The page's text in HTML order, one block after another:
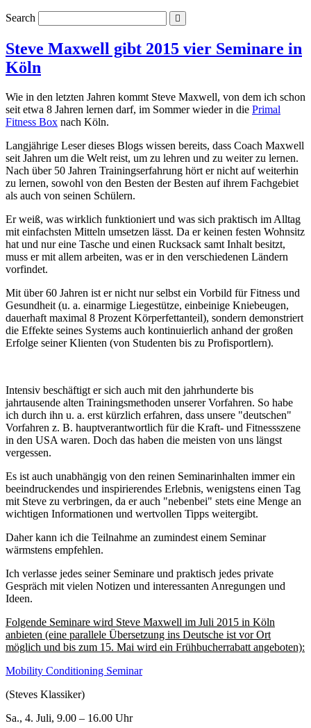
Search
Steve Maxwell gibt 2015 vier Seminare in
Köln
Wie in den letzten Jahren kommt Steve Maxwell, von dem ich schon
seit etwa 8 Jahren lernen darf, im Sommer wieder in die Primal
Fitness Box nach Köln.
Langjährige Leser dieses Blogs wissen bereits, dass Coach Maxwell
seit Jahren um die Welt reist, um zu lehren und zu weiter zu lernen.
Nach über 50 Jahren Trainingserfahrung hört er nicht auf weiterhin
zu lernen, sowohl von den Besten der Besten auf ihrem Fachgebiet
als auch von seinen Schülern.
Er weiß, was wirklich funktioniert und was sich praktisch im Alltag
mit einfachsten Mitteln umsetzen lässt. Da er keinen festen Wohnsitz
hat und nur eine Tasche und einen Rucksack samt Inhalt besitzt,
muss er mit allem arbeiten, was er in den verschiedenen Ländern
vorfindet.
Mit über 60 Jahren ist er nicht nur selbst ein Vorbild für Fitness und
Gesundheit (u. a. einarmige Liegestütze, einbeinige Kniebeugen,
dauerhaft maximal 8 Prozent Körperfettanteil), sondern demonstriert
die Effekte seines Systems auch kontinuierlich anhand der großen
Erfolge seiner Klienten (von Studenten bis zu Profisportlern).
Intensiv beschäftigt er sich auch mit den jahrhunderte bis
jahrtausende alten Trainingsmethoden unserer Vorfahren. So habe
ich durch ihn u. a. erst kürzlich erfahren, dass unsere "deutschen"
Vorfahren z. B. hauptverantwortlich für die Kraft- und Fitnessszene
in den USA waren. Doch das haben die meisten von uns längst
vergessen.
Es ist auch unabhängig von den reinen Seminarinhalten immer ein
beeindruckendes und inspirierendes Erlebnis, wenigstens einen Tag
mit Steve zu verbringen, da er auch "nebenbei" stets eine Menge an
wichtigen Informationen und wertvollen Tipps weitergibt.
Daher kann ich die Teilnahme an zumindest einem Seminar
wärmstens empfehlen.
Ich verlasse jedes seiner Seminare und praktisch jedes private
Gespräch mit vielen Notizen und interessanten Anregungen und
Ideen.
Folgende Seminare wird Steve Maxwell im Juli 2015 in Köln
anbieten (eine parallele Übersetzung ins Deutsche ist vor Ort
möglich und bis zum 15. Mai wird ein Frühbucherrabatt angeboten):
Mobility Conditioning Seminar
(Steves Klassiker)
Sa., 4. Juli, 9.00 – 16.00 Uhr